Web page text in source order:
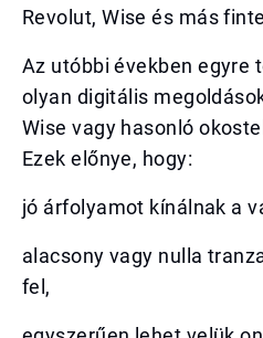
Revolut, Wise és más
Az utóbbi években egyre
olyan digitális
Wise vagy hasonló
Ezek előnye, hogy:
jó árfolyamot kínálnak a
alacsony vagy nulla
fel,